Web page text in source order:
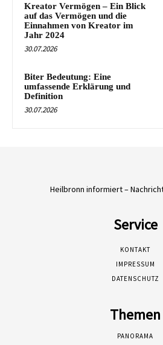
Kreator Vermögen – Ein Blick
auf das Vermögen und die
Einnahmen von Kreator im
Jahr 2024
30.07.2026
Biter Bedeutung: Eine
umfassende Erklärung und
Definition
30.07.2026
Heilbronn informiert –
Service
KONTAKT
IMPRESSUM
DATENSCHUTZ
Themen
PANORAMA